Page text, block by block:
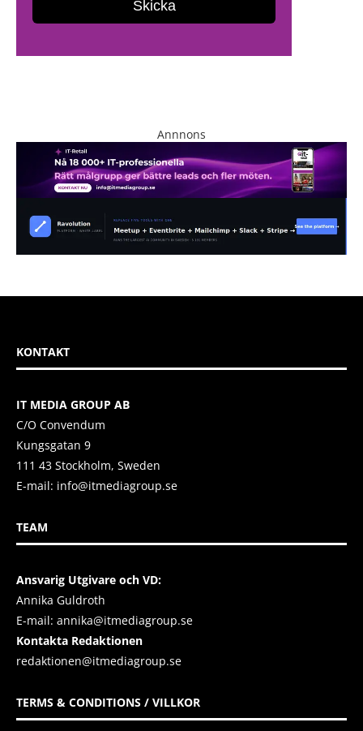
Annnons
KONTAKT
IT MEDIA GROUP AB
C/O Convendum
Kungsgatan 9
111 43 Stockholm, Sweden
E-mail: info@itmediagroup.se
TEAM
Ansvarig Utgivare och VD:
Annika Guldroth
E-mail: annika@itmediagroup.se
Kontakta Redaktionen
redaktionen@itmediagroup.se
TERMS & CONDITIONS / VILLKOR